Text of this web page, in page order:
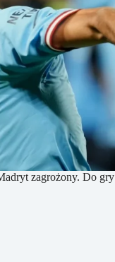
zagrożony. Do gry